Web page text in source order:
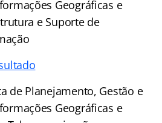
Geográficas e
e Suporte de
de Planejamento, Gestão e
Geográficas e